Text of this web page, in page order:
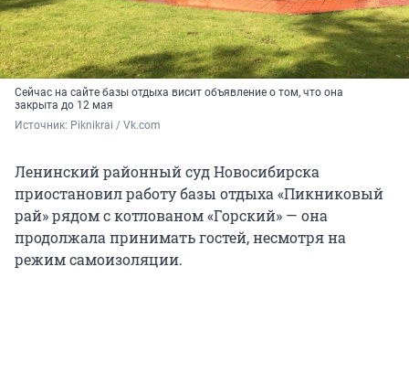
Сейчас на сайте базы отдыха висит объявление о том, что она
закрыта до 12 мая
Источник: Piknikrai / Vk.com
Ленинский районный суд Новосибирска
приостановил работу базы отдыха «Пикниковый
рай» рядом с котлованом «Горский» — она
продолжала принимать гостей, несмотря на
режим самоизоляции.